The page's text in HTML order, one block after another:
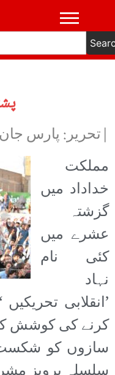
|تحریر: پارس
مملکت
خداداد میں
گزشتہ
عشرے میں
کئی نام
نہاد
’انقلابی
کرنے کی کوشش
سازوں کو شکست